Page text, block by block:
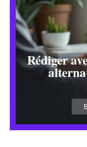
Rédiger